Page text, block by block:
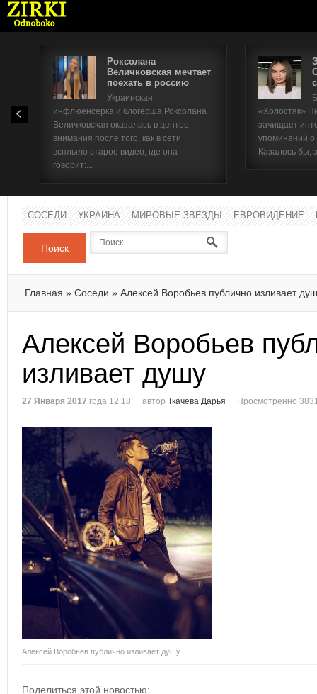
Роксолана
Величковская мечтает
поехать в россию
Украинская
инфлюенсерка и блогерша Роксолана
Величковская оказалась в центре
внимания после того, как в сети
всплыло старое видео, где она
говорит:...
«Холостяк»
зачищает
упоминаний
Казалось бы,
СОСЕДИ УКРАИНА МИРОВЫЕ ЗВЕЗДЫ ЕВРОВИДЕНИЕ
Поиск
Главная » Соседи » Алексей Воробьев публично изливает
Алексей Воробьев
изливает душу
27 Января 2017 года 12:18 автор Ткачева Дарья Просмотренно
Алексей Воробьев публично изливает душу
Поделиться этой новостью:
Имя